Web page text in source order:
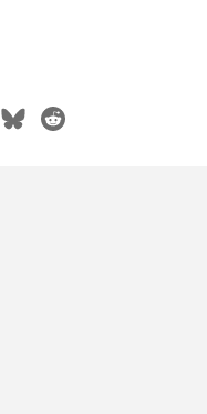
blueskyreddit